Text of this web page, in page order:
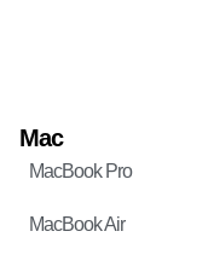
Mac
MacBook Pro
MacBook Air